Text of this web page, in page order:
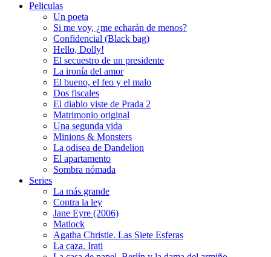
Peliculas
Un poeta
Si me voy, ¿me echarán de menos?
Confidencial (Black bag)
Hello, Dolly!
El secuestro de un presidente
La ironía del amor
El bueno, el feo y el malo
Dos fiscales
El diablo viste de Prada 2
Matrimonio original
Una segunda vida
Minions & Monsters
La odisea de Dandelion
El apartamento
Sombra nómada
Series
La más grande
Contra la ley
Jane Eyre (2006)
Matlock
Agatha Christie. Las Siete Esferas
La caza. Irati